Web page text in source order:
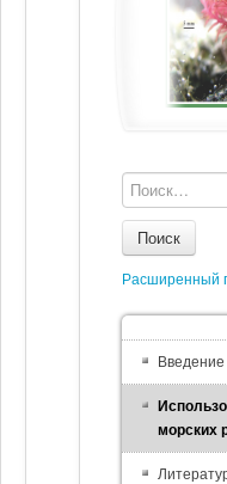
Поиск
Расширенный
Введение
морских